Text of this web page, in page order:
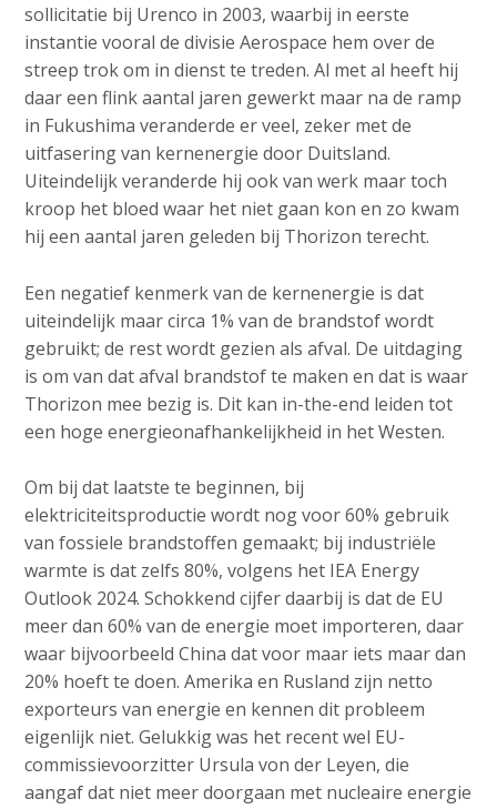
sollicitatie bij Urenco in 2003, waarbij in eerste
instantie vooral de divisie Aerospace hem over de
streep trok om in dienst te treden. Al met al heeft hij
daar een flink aantal jaren gewerkt maar na de ramp
in Fukushima veranderde er veel, zeker met de
uitfasering van kernenergie door Duitsland.
Uiteindelijk veranderde hij ook van werk maar toch
kroop het bloed waar het niet gaan kon en zo kwam
hij een aantal jaren geleden bij Thorizon terecht.
Een negatief kenmerk van de kernenergie is dat
uiteindelijk maar circa 1% van de brandstof wordt
gebruikt; de rest wordt gezien als afval. De uitdaging
is om van dat afval brandstof te maken en dat is waar
Thorizon mee bezig is. Dit kan in-the-end leiden tot
een hoge energieonafhankelijkheid in het Westen.
Om bij dat laatste te beginnen, bij
elektriciteitsproductie wordt nog voor 60% gebruik
van fossiele brandstoffen gemaakt; bij industriële
warmte is dat zelfs 80%, volgens het IEA Energy
Outlook 2024. Schokkend cijfer daarbij is dat de EU
meer dan 60% van de energie moet importeren, daar
waar bijvoorbeeld China dat voor maar iets maar dan
20% hoeft te doen. Amerika en Rusland zijn netto
exporteurs van energie en kennen dit probleem
eigenlijk niet. Gelukkig was het recent wel EU-
commissievoorzitter Ursula von der Leyen, die
aangaf dat niet meer doorgaan met nucleaire energie